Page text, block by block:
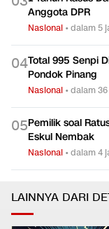
Anggota DPR
Nasional •dalam 5
04Total 995 Senpi
Pondok Pinang
Nasional •dalam
05Pemilik soal
Eskul Nembak
Nasional •dalam 4
LAINNYA DARI